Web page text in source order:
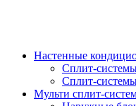
Настенные
Сплит-
Сплит-
Мульти сплит-